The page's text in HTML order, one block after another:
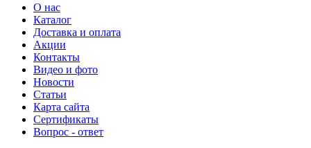
О нас
Каталог
Доставка и оплата
Акции
Контакты
Видео и фото
Новости
Статьи
Карта сайта
Сертификаты
Вопрос - ответ